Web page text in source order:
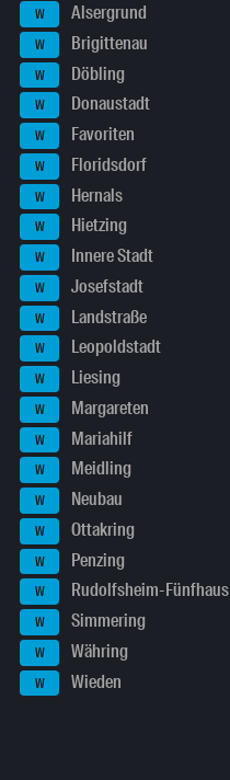
W Alsergrund
W Brigittenau
W Döbling
W Donaustadt
W Favoriten
W Floridsdorf
W Hernals
W Hietzing
W Innere Stadt
W Josefstadt
W Landstraße
W Leopoldstadt
W Liesing
W Margareten
W Mariahilf
W Meidling
W Neubau
W Ottakring
W Penzing
W Rudolfsheim-Fünfhaus
W Simmering
W Währing
W Wieden